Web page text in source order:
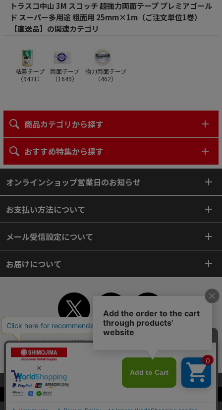
当サイトはクッキー（Cookie）を使用しています。Cookieの使用に同意いた
だける場合は「OK」をクリックしてください。
トラスコ中山 3M スコッチ 超強力両面テープ プレミアゴール
ド スーパー多用途 粗面用 25mm×1m（ご注文単位1巻）
【直送品】の関連カテゴリ
粘着テープ
（9431）
両面テープ
（1649）
強力両面テープ
（462）
商品カテゴリから探す
おすすめ特集から探す
オンラインショップ営業日のお知らせ
お支払い方法について
メール受信設定について
お届けについて
TOP 初めてご利用のお客様へ
個人情報保護方針
よくあるご質問
お問い合わせ
ピンポイントサーチ
サイトマップ
WEBカタログ 英語版TOP
Copyright© 2018 SHIMOJIMA Co.,Ltd. All Rights Reserved.